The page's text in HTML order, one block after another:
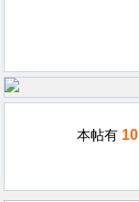
本帖有 10